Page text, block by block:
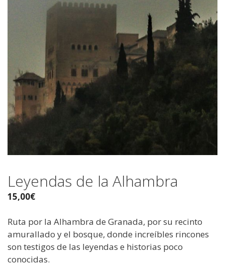
Leyendas de la Alhambra
15,00€
Ruta por la Alhambra de Granada, por su recinto
amurallado y el bosque, donde increíbles rincones
son testigos de las leyendas e historias poco
conocidas.